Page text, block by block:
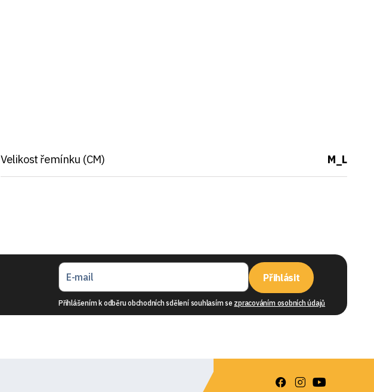
Velikost řemínku (CM) M_L
Přihlásit
Přihlášením k odběru obchodních sdělení souhlasím se zpracováním osobních údajů